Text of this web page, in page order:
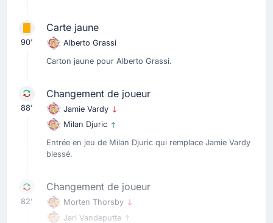
90'
Carte jaune
Alberto Grassi
Carton jaune pour Alberto Grassi.
88'
Changement de joueur
Jamie Vardy
Milan Djuric
Entrée en jeu de Milan Djuric qui remplace Jamie Vardy
blessé.
82'
Changement de joueur
Morten Thorsby
Jari Vandeputte